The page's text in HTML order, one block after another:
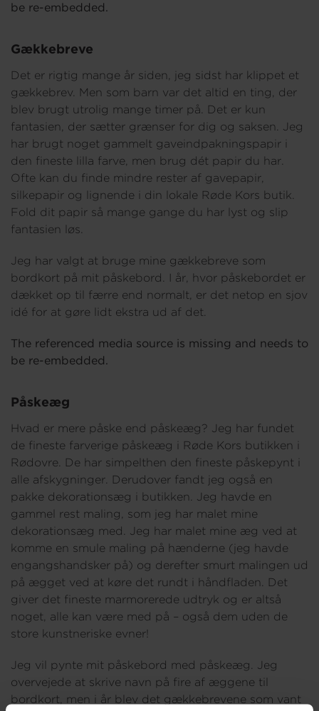
be re-embedded.
Gækkebreve
Det er rigtig mange år siden, jeg sidst har klippet et
gækkebrev. Men som barn var det altid en ting, der
blev brugt utrolig mange timer på. Det er kun
fantasien, der sætter grænser for dig og saksen. Jeg
har brugt noget gammelt gaveindpakningspapir i
den fineste lilla farve, men brug dét papir du har.
Ofte kan du finde mindre rester af gavepapir,
silkepapir og lignende i din lokale Røde Kors butik.
Fold dit papir så mange gange du har lyst og slip
fantasien løs.
Jeg har valgt at bruge mine gækkebreve som
bordkort på mit påskebord. I år, hvor påskebordet er
dækket op til færre end normalt, er det netop en sjov
idé for at gøre lidt ekstra ud af det.
The referenced media source is missing and needs to
be re-embedded.
Påskeæg
Hvad er mere påske end påskeæg? Jeg har fundet
de fineste farverige påskeæg i Røde Kors butikken i
Rødovre. De har simpelthen den fineste påskepynt i
alle afskygninger. Derudover fandt jeg også en
pakke dekorationsæg i butikken. Jeg havde en
gammel rest maling, som jeg har malet mine
dekorationsæg med. Jeg har malet mine æg ved at
komme en smule maling på hænderne (jeg havde
engangshandsker på) og derefter smurt malingen ud
på ægget ved at køre det rundt i håndfladen. Det
giver det fineste marmorerede udtryk og er altså
noget, alle kan være med på – også dem uden de
store kunstneriske evner!
Jeg vil pynte mit påskebord med påskeæg. Jeg
overvejede at skrive navn på fire af æggene til
bordkort, men i år blev det gækkebrevene som vant